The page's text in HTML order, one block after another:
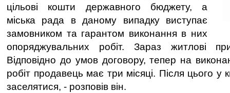
цільові кошти державного бюджету, а
міська рада в даному випадку виступає
замовником та гарантом виконання в них
опоряджувальних робіт. Зараз житлові
Відповідно до умов договору, тепер на
робіт продавець має три місяці. Після цього
заселятися, - розповів він.